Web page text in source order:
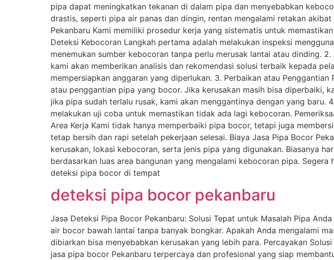
pipa dapat meningkatkan tekanan di dalam pipa dan menyebabkan
drastis, seperti pipa air panas dan dingin, rentan mengalami retakan
Pekanbaru Kami memiliki prosedur kerja yang sistematis untuk
Deteksi Kebocoran Langkah pertama adalah melakukan inspeksi
menemukan sumber kebocoran tanpa perlu merusak lantai atau dinding.
kami akan memberikan analisis dan rekomendasi solusi terbaik kepada
mempersiapkan anggaran yang diperlukan. 3. Perbaikan atau
atau penggantian pipa yang bocor. Jika kerusakan masih bisa diperbaiki,
jika pipa sudah terlalu rusak, kami akan menggantinya dengan yang baru.
melakukan uji coba untuk memastikan tidak ada lagi kebocoran.
Area Kerja Kami tidak hanya memperbaiki pipa bocor, tetapi juga
tetap bersih dan rapi setelah pekerjaan selesai. Biaya Jasa Pipa Bocor
kerusakan, lokasi kebocoran, serta jenis pipa yang digunakan. Biasanya
berdasarkan luas area bangunan yang mengalami kebocoran pipa.
deteksi pipa bocor di tempat
deteksi pipa bocor pekanbaru
Jasa Deteksi Pipa Bocor Pekanbaru: Solusi Tepat untuk Masalah Pipa
air bocor bawah lantai tanpa banyak bongkar. Apakah Anda mengalami
dibiarkan bisa menyebabkan kerusakan yang lebih para. Percayakan
jasa pipa bocor Pekanbaru terpercaya dan profesional yang siap